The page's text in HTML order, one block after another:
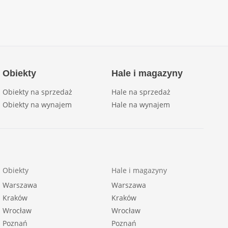
Obiekty
Obiekty na sprzedaż
Obiekty na wynajem
Hale i magazyny
Hale na sprzedaż
Hale na wynajem
Obiekty
Warszawa
Kraków
Wrocław
Poznań
Hale i magazyny
Warszawa
Kraków
Wrocław
Poznań